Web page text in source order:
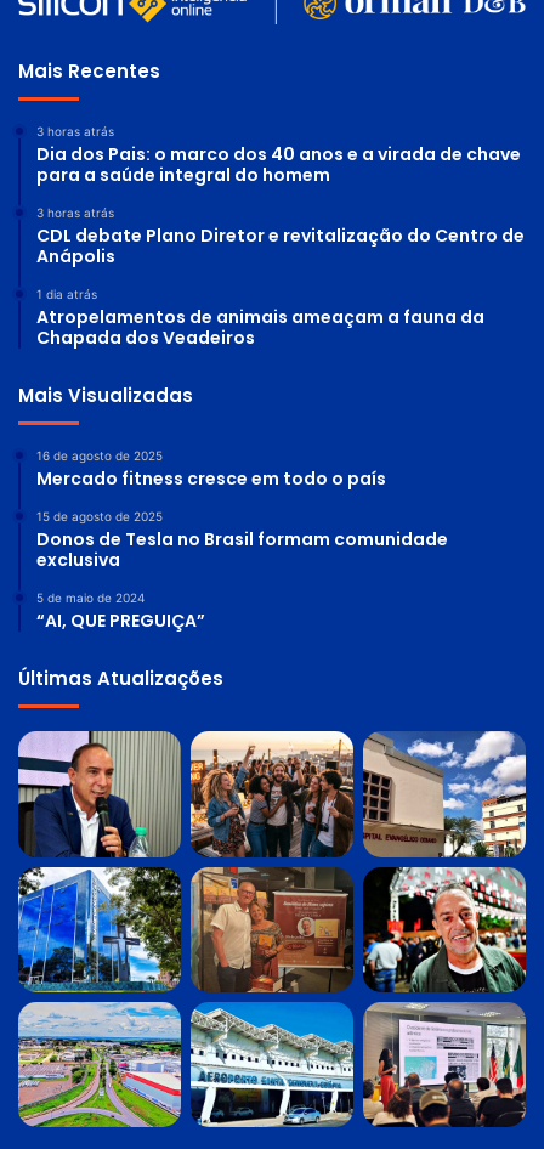
Mais Recentes
3 horas atrás
Dia dos Pais: o marco dos 40 anos e a virada de chave
para a saúde integral do homem
3 horas atrás
CDL debate Plano Diretor e revitalização do Centro de
Anápolis
1 dia atrás
Atropelamentos de animais ameaçam a fauna da
Chapada dos Veadeiros
Mais Visualizadas
16 de agosto de 2025
Mercado fitness cresce em todo o país
15 de agosto de 2025
Donos de Tesla no Brasil formam comunidade
exclusiva
5 de maio de 2024
“AI, QUE PREGUIÇA”
Últimas Atualizações